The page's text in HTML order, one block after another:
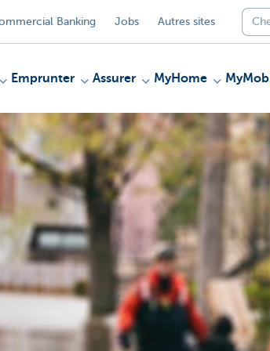
Banking Jobs Autres sites
Emprunter Assurer MyHome